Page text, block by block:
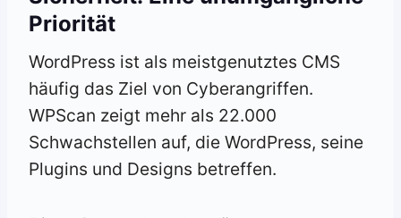
Priorität
WordPress ist als meistgenutztes CMS
häufig das Ziel von Cyberangriffen.
WPScan zeigt mehr als 22.000
Schwachstellen auf, die WordPress, seine
Plugins und Designs betreffen.